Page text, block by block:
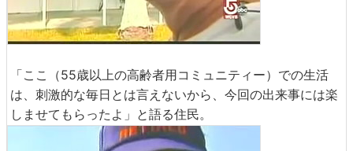
「ここ（55歳以上の高齢者用コミュニティー）での生活
は、刺激的な毎日とは言えないから、今回の出来事には楽
しませてもらったよ」と語る住民。